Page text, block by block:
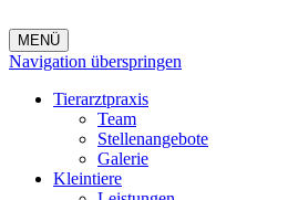
MENÜ
Navigation überspringen
Tierarztpraxis
Team
Stellenangebote
Galerie
Kleintiere